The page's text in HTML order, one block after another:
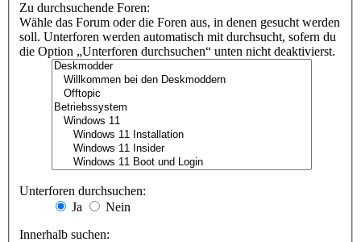
Zu durchsuchende Foren:
Wähle das Forum oder die Foren aus, in denen gesucht werden
soll. Unterforen werden automatisch mit durchsucht, sofern du
die Option „Unterforen durchsuchen“ unten nicht deaktivierst.
Unterforen durchsuchen:
Ja
Nein
Innerhalb suchen: